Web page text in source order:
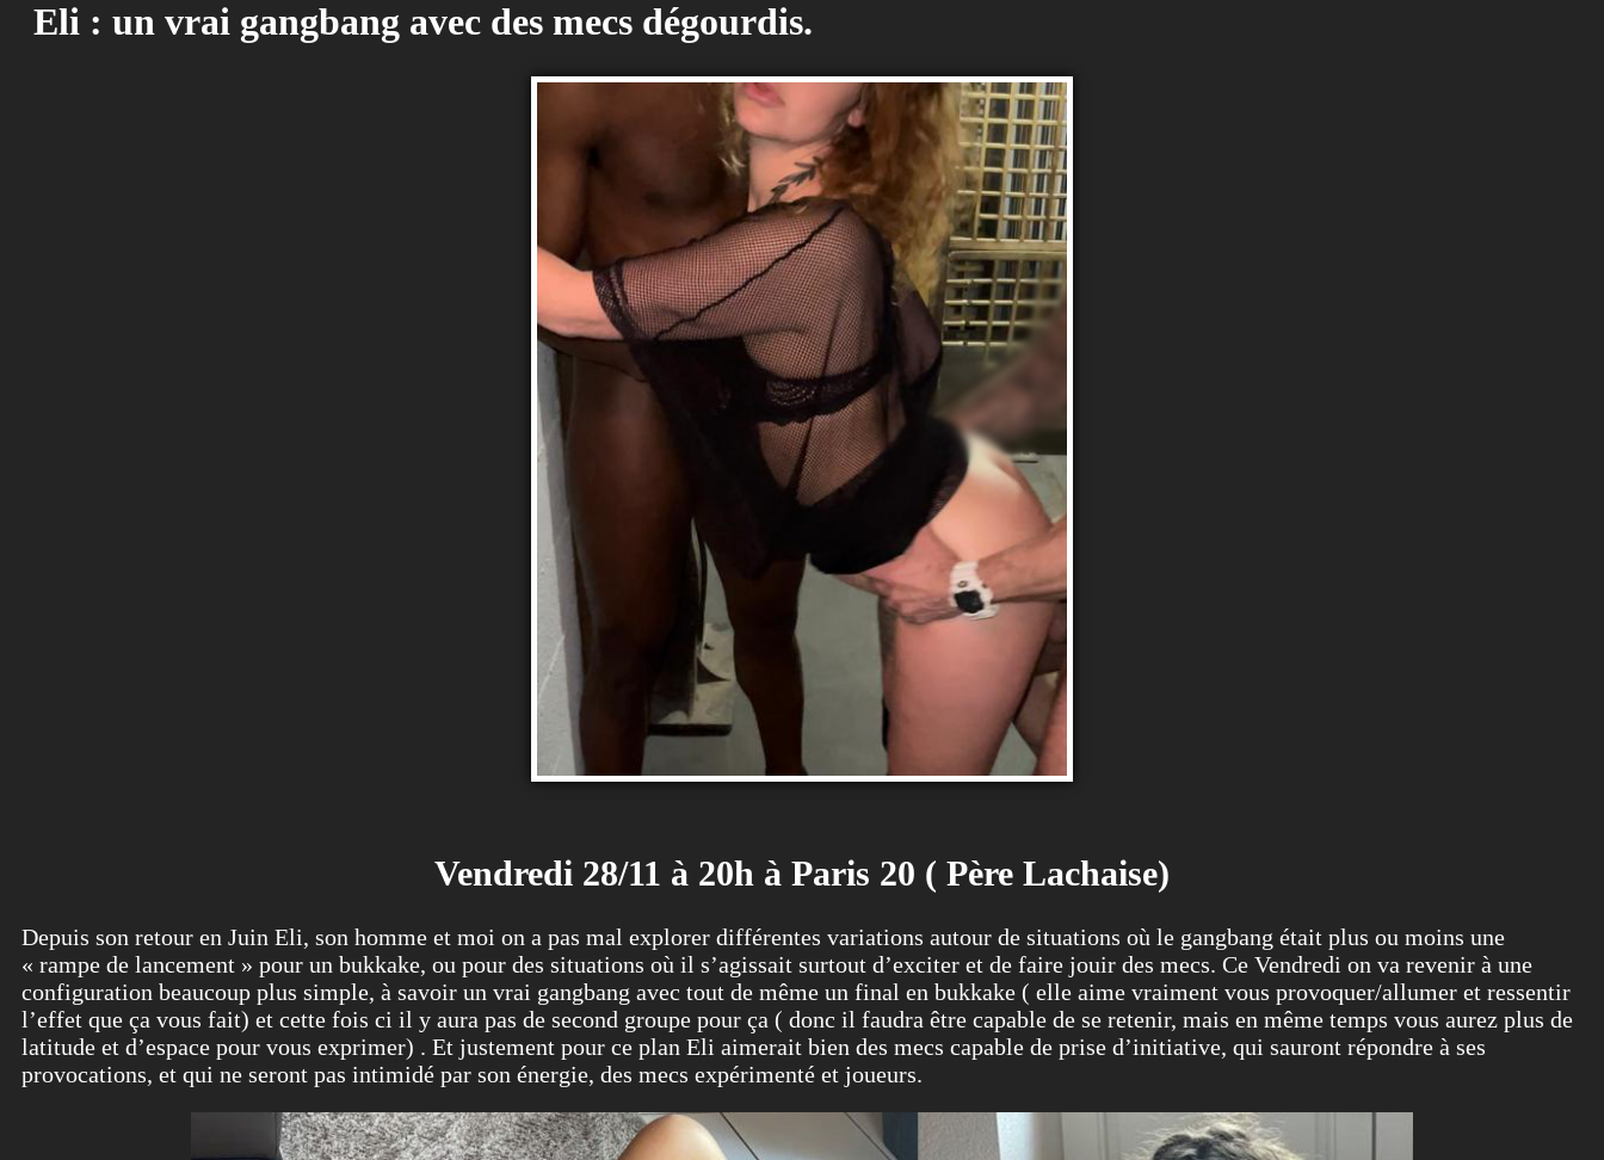
Eli : un vrai gangbang avec des mecs dégourdis.
Vendredi 28/11 à 20h à Paris 20 ( Père Lachaise)
Depuis son retour en Juin Eli, son homme et moi on a pas mal explorer différentes variations autour de situations où le gangbang était plus ou moins une
« rampe de lancement » pour un bukkake, ou pour des situations où il s’agissait surtout d’exciter et de faire jouir des mecs. Ce Vendredi on va revenir à une
configuration beaucoup plus simple, à savoir un vrai gangbang avec tout de même un final en bukkake ( elle aime vraiment vous provoquer/allumer et ressentir
l’effet que ça vous fait) et cette fois ci il y aura pas de second groupe pour ça ( donc il faudra être capable de se retenir, mais en même temps vous aurez plus de
latitude et d’espace pour vous exprimer) . Et justement pour ce plan Eli aimerait bien des mecs capable de prise d’initiative, qui sauront répondre à ses
provocations, et qui ne seront pas intimidé par son énergie, des mecs expérimenté et joueurs.